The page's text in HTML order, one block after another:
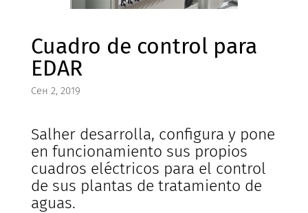
Cuadro de control para
EDAR
Сен 2, 2019
Salher desarrolla, configura y pone
en funcionamiento sus propios
cuadros eléctricos para el control
de sus plantas de tratamiento de
aguas.